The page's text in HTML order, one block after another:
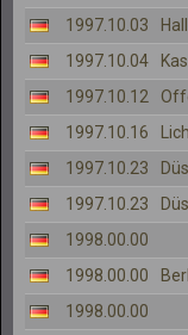
1997.10.03
1997.10.04
1997.10.12
1997.10.16
1997.10.23
1997.10.23
1998.00.00
1998.00.00
1998.00.00